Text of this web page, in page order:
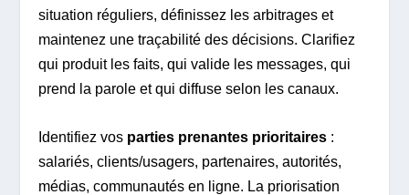
situation réguliers, définissez les arbitrages et
maintenez une traçabilité des décisions. Clarifiez
qui produit les faits, qui valide les messages, qui
prend la parole et qui diffuse selon les canaux.
Identifiez vos parties prenantes prioritaires :
salariés, clients/usagers, partenaires, autorités,
médias, communautés en ligne. La priorisation